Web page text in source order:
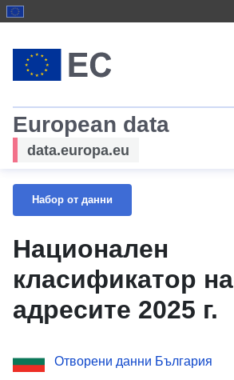
European data
data.europa.eu
Набор от данни
Национален
класификатор на
адресите 2025 г.
Отворени данни България